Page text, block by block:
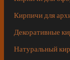
Кирпичи для
Декоративные
Натуральный